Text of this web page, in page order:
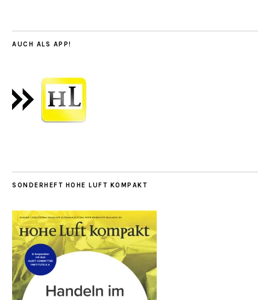
AUCH ALS APP!
SONDERHEFT HOHE LUFT KOMPAKT